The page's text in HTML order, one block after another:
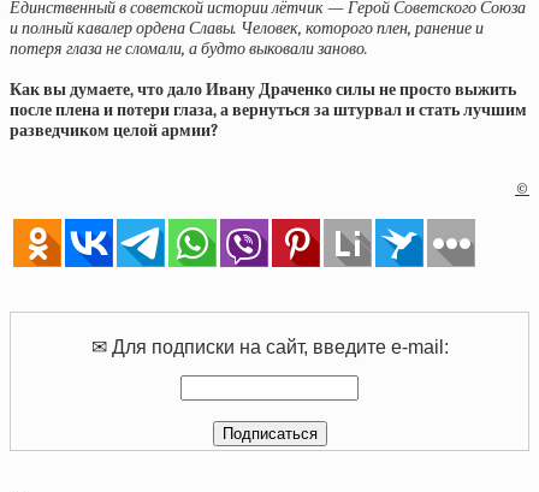
Единственный в советской истории лётчик — Герой Советского Союза
и полный кавалер ордена Славы. Человек, которого плен, ранение и
потеря глаза не сломали, а будто выковали заново.
Как вы думаете, что дало Ивану Драченко силы не просто выжить
после плена и потери глаза, а вернуться за штурвал и стать лучшим
разведчиком целой армии?
©
✉ Для подписки на сайт, введите e-mail: